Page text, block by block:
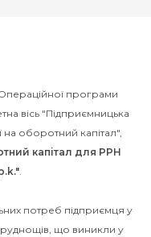
програми
вісь "Підприємницька
на оборотний капітал",
капітал для PPH
.
потреб підприємця у
що виникли у